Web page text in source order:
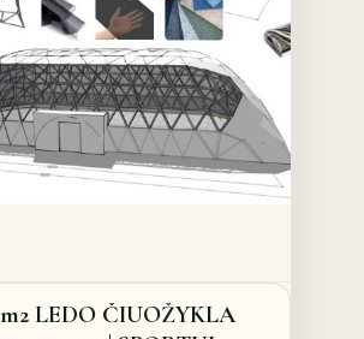
LEDO ČIUOŽYKLA